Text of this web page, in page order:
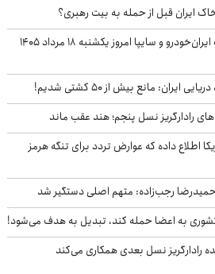
تغییرات تند قیمت محصولات ایران‌خودرو و سایپا امروز یکشنبه ۱۸ مرداد ۱۴۰۵
مانع بیش از ۵۰ کشتی شدیم!
رادارگریز نسل پنجم؛ هند عقب ماند
اطلاع داده که عوارض تردد برای تنگه هرمز
حمیدرضا رجب‌زاده: متهم اصلی دستگیر شد
کشوری به اعضا حمله کند، تبدیل به هدف می‌شود!
رادارگریز نسل بعدی همکاری می‌کند